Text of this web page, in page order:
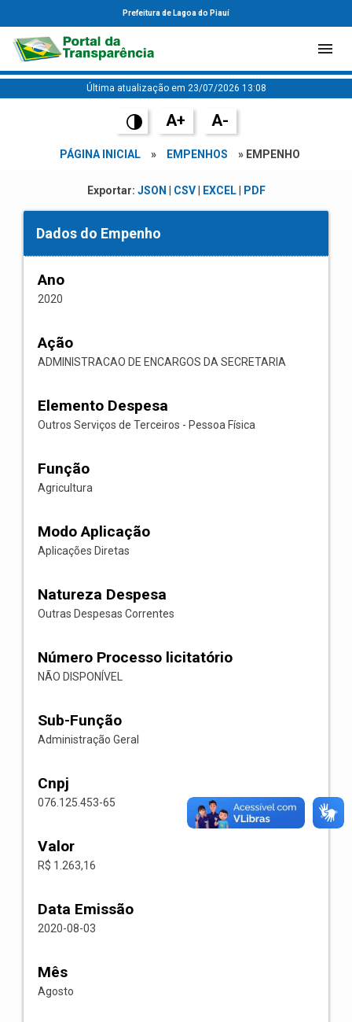
Prefeitura de Lagoa do Piauí
Última atualização em 23/07/2026 13:08
A+ A-
PÁGINA INICIAL » EMPENHOS » EMPENHO
Exportar: JSON CSV| EXCEL| PDF
Dados do Empenho
Ano
2020
Ação
ADMINISTRACAO DE ENCARGOS DA SECRETARIA
Elemento Despesa
Outros Serviços de Terceiros - Pessoa Física
Função
Agricultura
Modo Aplicação
Aplicações Diretas
Natureza Despesa
Outras Despesas Correntes
Número Processo licitatório
NÃO DISPONÍVEL
Sub-Função
Administração Geral
Cnpj
076.125.453-65
Valor
R$ 1.263,16
Data Emissão
2020-08-03
Mês
Agosto